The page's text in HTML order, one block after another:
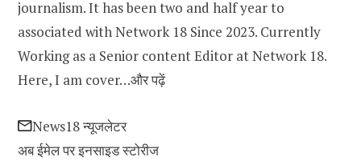
journalism. It has been two and half year to
associated with Network 18 Since 2023. Currently
Working as a Senior content Editor at Network 18.
Here, I am cover…और पढ़ें
News18 न्यूजलेटर
अब ईमेल पर इनसाइड स्‍टोर‍ीज